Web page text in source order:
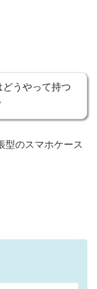
うやって持つ
型のスマホケース